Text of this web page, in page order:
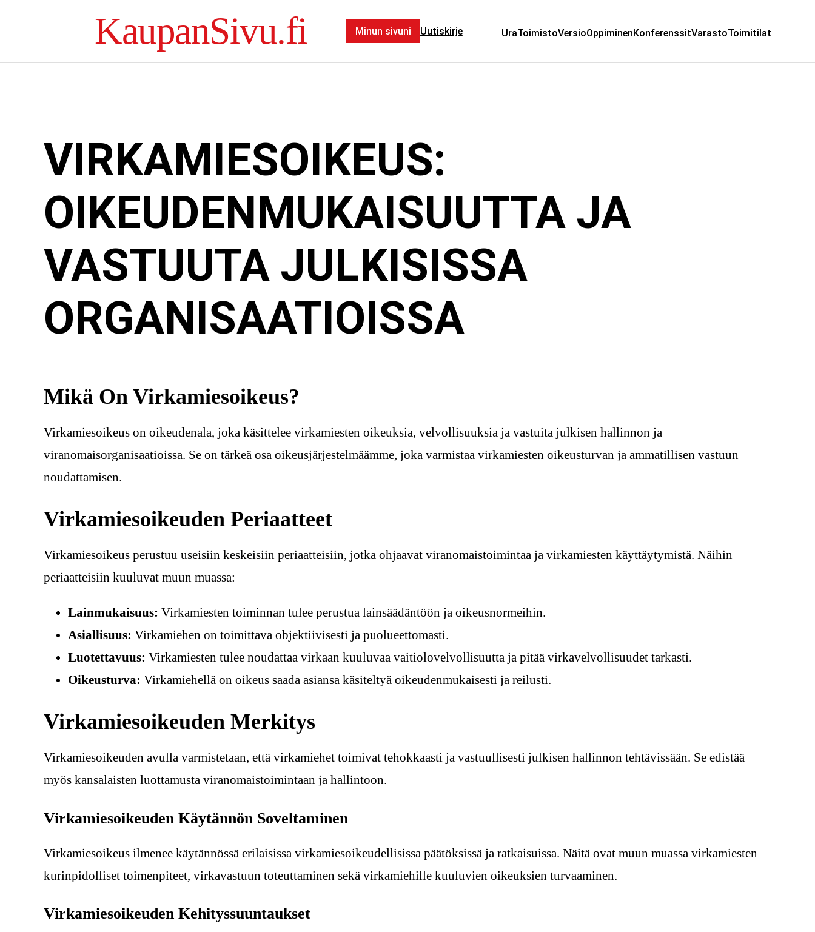
KaupanSivu.fi UraToimistoVersioOppiminenKonferenssitVarastoToimitilat
Minun sivuni Uutiskirje
VIRKAMIESOIKEUS:
OIKEUDENMUKAISUUTTA JA
VASTUUTA JULKISISSA
ORGANISAATIOISSA
Mikä On Virkamiesoikeus?
Virkamiesoikeus on oikeudenala, joka käsittelee virkamiesten oikeuksia, velvollisuuksia ja vastuita julkisen hallinnon ja
viranomaisorganisaatioissa. Se on tärkeä osa oikeusjärjestelmäämme, joka varmistaa virkamiesten oikeusturvan ja ammatillisen vastuun
noudattamisen.
Virkamiesoikeuden Periaatteet
Virkamiesoikeus perustuu useisiin keskeisiin periaatteisiin, jotka ohjaavat viranomaistoimintaa ja virkamiesten käyttäytymistä. Näihin
periaatteisiin kuuluvat muun muassa:
Lainmukaisuus: Virkamiesten toiminnan tulee perustua lainsäädäntöön ja oikeusnormeihin.
Asiallisuus: Virkamiehen on toimittava objektiivisesti ja puolueettomasti.
Luotettavuus: Virkamiesten tulee noudattaa virkaan kuuluvaa vaitiolovelvollisuutta ja pitää virkavelvollisuudet tarkasti.
Oikeusturva: Virkamiehellä on oikeus saada asiansa käsiteltyä oikeudenmukaisesti ja reilusti.
Virkamiesoikeuden Merkitys
Virkamiesoikeuden avulla varmistetaan, että virkamiehet toimivat tehokkaasti ja vastuullisesti julkisen hallinnon tehtävissään. Se edistää
myös kansalaisten luottamusta viranomaistoimintaan ja hallintoon.
Virkamiesoikeuden Käytännön Soveltaminen
Virkamiesoikeus ilmenee käytännössä erilaisissa virkamiesoikeudellisissa päätöksissä ja ratkaisuissa. Näitä ovat muun muassa virkamiesten
kurinpidolliset toimenpiteet, virkavastuun toteuttaminen sekä virkamiehille kuuluvien oikeuksien turvaaminen.
Virkamiesoikeuden Kehityssuuntaukset